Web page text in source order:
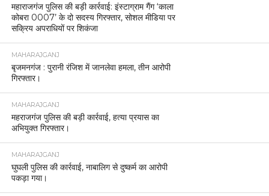
महाराजगंज पुलिस की बड़ी कार्रवाई: इंस्टाग्राम गैंग ‘काला
कोबरा 0007’ के दो सदस्य गिरफ्तार, सोशल मीडिया पर
सक्रिय अपराधियों पर शिकंजा
MAHARAJGANJ
बृजमनगंज : पुरानी रंजिश में जानलेवा हमला, तीन आरोपी
गिरफ्तार।
MAHARAJGANJ
महराजगंज पुलिस की बड़ी कार्रवाई, हत्या प्रयास का
अभियुक्त गिरफ्तार।
MAHARAJGANJ
घुघली पुलिस की कार्रवाई, नाबालिग से दुष्कर्म का आरोपी
पकड़ा गया।